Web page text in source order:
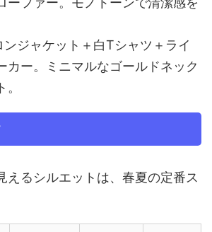
ンジャケット＋白Tシャツ＋ライ
カー。ミニマルなゴールドネック
えるシルエットは、春夏の定番ス